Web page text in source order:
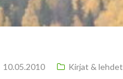
10.05.2010 Kirjat & lehdet